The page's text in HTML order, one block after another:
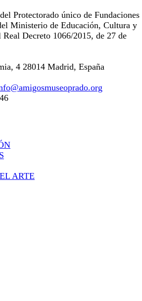
Protectorado único de Fundaciones
Ministerio de Educación, Cultura y
Decreto 1066/2015, de 27 de
4 28014 Madrid, España
ARTE